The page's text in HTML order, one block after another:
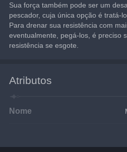
Sua força também pode ser um
pescador, cuja única opção é tratá-
Para drenar sua resistência com
eventualmente, pegá-los, é preciso
resistência se esgote.
Atributos
Nome